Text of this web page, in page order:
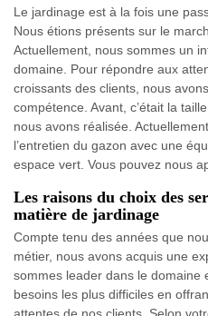
Le jardinage est à la fois une
Nous étions présents sur le
Actuellement, nous sommes un
domaine. Pour répondre aux
croissants des clients, nous
compétence. Avant, c’était la
nous avons réalisée.
l’entretien du gazon avec une
espace vert. Vous pouvez nous
Les raisons du choix des
matière de jardinage
Compte tenu des années que
métier, nous avons acquis une
sommes leader dans le domaine
besoins les plus difficiles en